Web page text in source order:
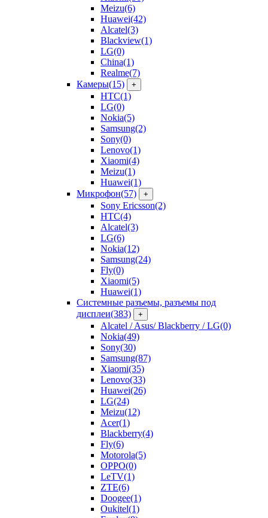
Meizu(6)
Huawei(42)
Alcatel(3)
Blackview(1)
LG(0)
China(1)
Realme(7)
Камеры(15) +
HTC(1)
LG(0)
Nokia(5)
Samsung(2)
Sony(0)
Lenovo(1)
Xiaomi(4)
Meizu(1)
Huawei(1)
Микрофон(57) +
Sony Ericsson(2)
HTC(4)
Alcatel(3)
LG(6)
Nokia(12)
Samsung(24)
Fly(0)
Xiaomi(5)
Huawei(1)
Системные разъемы, разъемы под
дисплеи(383) +
Alcatel / Asus/ Blackberry / LG(0)
Nokia(49)
Sony(30)
Samsung(87)
Xiaomi(35)
Lenovo(33)
Huawei(26)
LG(24)
Meizu(12)
Acer(1)
Blackberry(4)
Fly(6)
Motorola(5)
OPPO(0)
LeTV(1)
ZTE(6)
Doogee(1)
Oukitel(1)